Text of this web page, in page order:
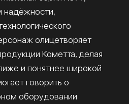
надёжности,
олицетворяет
Кометта, делая
и понятнее широкой
говорить о
оборудовании